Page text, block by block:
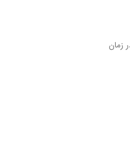
زمان